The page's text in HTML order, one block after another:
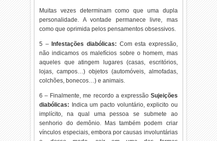
Muitas vezes determinam como que uma dupla
personalidade. A vontade permanece livre, mas
como que oprimida pelos pensamentos obsessivos.
5 – Infestações diabólicas: Com esta expressão,
não indicamos os malefícios sobre o homem, mas
aqueles que atingem lugares (casas, escritórios,
lojas, campos…) objetos (automóveis, almofadas,
colchões, bonecos…) e animais.
6 – Finalmente, me recordo a expressão Sujeições
diabólicas: Indica um pacto voluntário, explicito ou
implícito, na qual uma pessoa se submete ao
senhorio do demônio. Mas também podem criar
vínculos especiais, embora por causas involuntárias